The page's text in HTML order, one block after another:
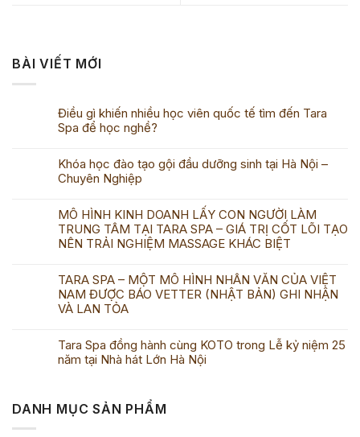
BÀI VIẾT MỚI
Điều gì khiến nhiều học viên quốc tế tìm đến Tara
Spa để học nghề?
Khóa học đào tạo gội đầu dưỡng sinh tại Hà Nội –
Chuyên Nghiệp
MÔ HÌNH KINH DOANH LẤY CON NGƯỜI LÀM
TRUNG TÂM TẠI TARA SPA – GIÁ TRỊ CỐT LÕI TẠO
NÊN TRẢI NGHIỆM MASSAGE KHÁC BIỆT
TARA SPA – MỘT MÔ HÌNH NHÂN VĂN CỦA VIỆT
NAM ĐƯỢC BÁO VETTER (NHẬT BẢN) GHI NHẬN
VÀ LAN TỎA
Tara Spa đồng hành cùng KOTO trong Lễ kỷ niệm 25
năm tại Nhà hát Lớn Hà Nội
DANH MỤC SẢN PHẨM